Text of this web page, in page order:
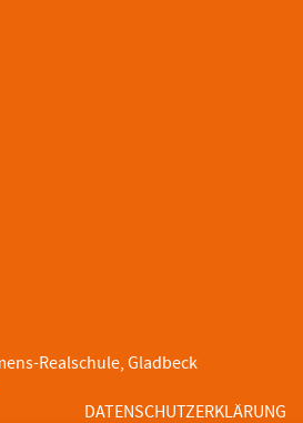
Realschule, Gladbeck
DATENSCHUTZERKLÄRUNG